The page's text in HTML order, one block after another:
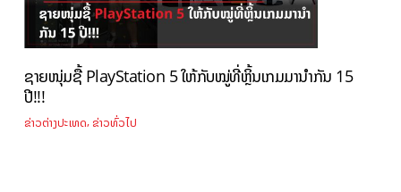
ຊາຍໜຸ່ມຊື້ PlayStation 5 ໃຫ້ກັບໝູ່ທີ່ຫຼິ້ນເກມມານຳກັນ 15
ປີ!!!
ຂ່າວຕ່າງປະເທດ, ຂ່າວທົ່ວໄປ